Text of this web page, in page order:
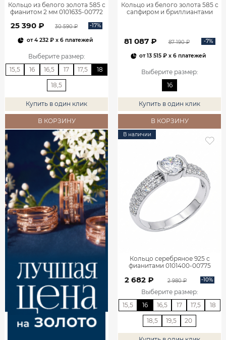
Кольцо из белого золота 585 с
фианитом 2 мм 0101635-00772
25 390 ₽ 30 590 ₽ -17%
от4 232 ₽x 6 платежей
Выберите размер:
15,5
16 16,5 17 17,5 18
18,5
Купить в один клик
В КОРЗИНУ
Кольцо из белого золота 585 с
сапфиром и бриллиантами
81 087 ₽ 87 190 ₽ -7%
от13 515 ₽ x 6 платежей
Выберите размер:
16
Купить в один клик
В КОРЗИНУ
В наличии
Кольцо серебряное 925 с
фианитами 0101400-00775
2 682 ₽ 2 980 ₽ -10%
Выберите размер:
15,5
16 16,5 17 17,5 18
18,5 19,5 20